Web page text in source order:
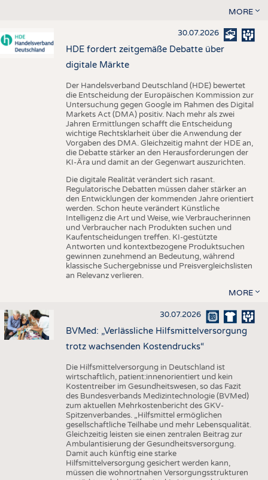
MORE
30.07.2026
HDE fordert zeitgemäße Debatte über
digitale Märkte
Der Handelsverband Deutschland (HDE) bewertet
die Entscheidung der Europäischen Kommission zur
Untersuchung gegen Google im Rahmen des Digital
Markets Act (DMA) positiv. Nach mehr als zwei
Jahren Ermittlungen schafft die Entscheidung
wichtige Rechtsklarheit über die Anwendung der
Vorgaben des DMA. Gleichzeitig mahnt der HDE an,
die Debatte stärker an den Herausforderungen der
KI-Ära und damit an der Gegenwart auszurichten.
Die digitale Realität verändert sich rasant.
Regulatorische Debatten müssen daher stärker an
den Entwicklungen der kommenden Jahre orientiert
werden. Schon heute verändert Künstliche
Intelligenz die Art und Weise, wie Verbraucherinnen
und Verbraucher nach Produkten suchen und
Kaufentscheidungen treffen. KI-gestützte
Antworten und kontextbezogene Produktsuchen
gewinnen zunehmend an Bedeutung, während
klassische Suchergebnisse und Preisvergleichslisten
an Relevanz verlieren.
MORE
30.07.2026
BVMed: „Verlässliche Hilfsmittelversorgung
trotz wachsenden Kostendrucks“
Die Hilfsmittelversorgung in Deutschland ist
wirtschaftlich, patient:innenorientiert und kein
Kostentreiber im Gesundheitswesen, so das Fazit
des Bundesverbands Medizintechnologie (BVMed)
zum aktuellen Mehrkostenbericht des GKV-
Spitzenverbandes. „Hilfsmittel ermöglichen
gesellschaftliche Teilhabe und mehr Lebensqualität.
Gleichzeitig leisten sie einen zentralen Beitrag zur
Ambulantisierung der Gesundheitsversorgung.
Damit auch künftig eine starke
Hilfsmittelversorgung gesichert werden kann,
müssen die wohnortnahen Versorgungsstrukturen